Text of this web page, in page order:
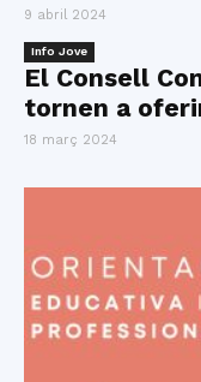
9 abril 2024
Info Jove
El Consell
tornen a
18 març 2024